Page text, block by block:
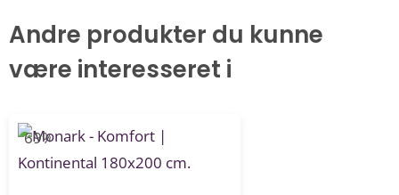
Andre produkter du kunne
være interesseret i
-69%